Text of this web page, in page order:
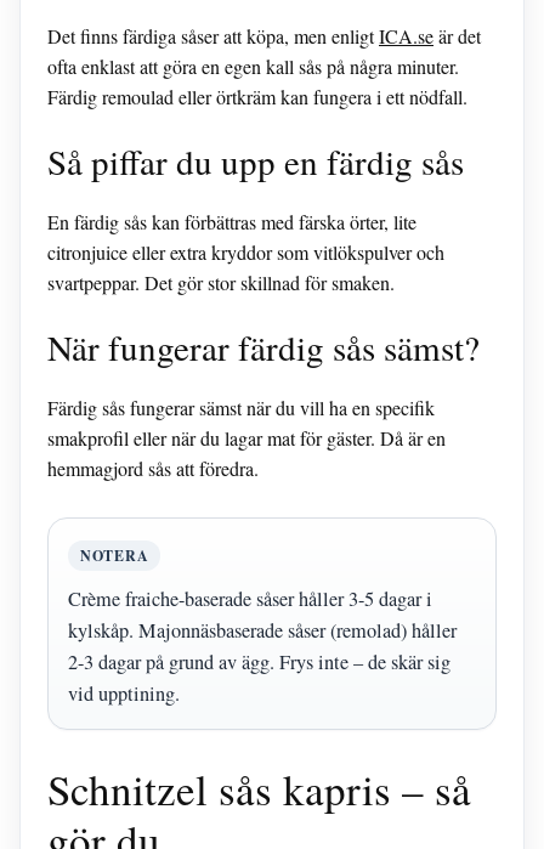
Det finns färdiga såser att köpa, men enligtICA.seär det
ofta enklast att göra en egen kall sås på några minuter.
Färdig remoulad eller örtkräm kan fungera i ett nödfall.
Så piffar du upp en färdig sås
En färdig sås kan förbättras med färska örter, lite
citronjuice eller extra kryddor som vitlökspulver och
svartpeppar. Det gör stor skillnad för smaken.
När fungerar färdig sås sämst?
Färdig sås fungerar sämst när du vill ha en specifik
smakprofil eller när du lagar mat för gäster. Då är en
hemmagjord sås att föredra.
NOTERA
Crème fraiche-baserade såser håller 3-5 dagar i
kylskåp. Majonnäsbaserade såser (remolad) håller
2-3 dagar på grund av ägg. Frys inte – de skär sig
vid upptining.
Schnitzel sås kapris – så